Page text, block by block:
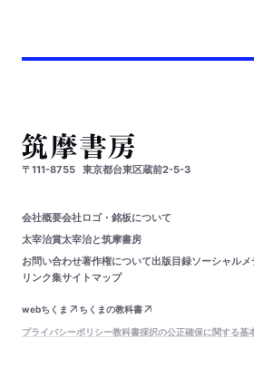
〒111-8755 東京都台東区蔵前2-5-3
会社概要会社ロゴ・銘板について
太宰治賞太宰治と筑摩書房
お問い合わせ著作権について出版目録ソーシャル
リンク集サイトマップ
webちくま
ちくまの教科書
プライバシーポリシー教科書採択の公正確保に関する基